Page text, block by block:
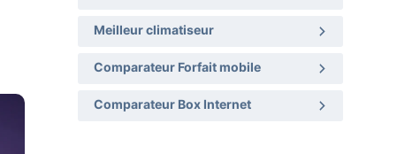
Meilleur climatiseur
Comparateur Forfait mobile
Comparateur Box Internet